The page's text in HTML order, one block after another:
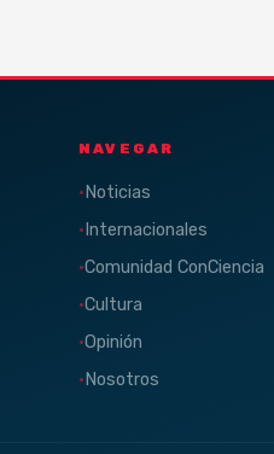
NAVEGAR
Noticias
Internacionales
Comunidad ConCiencia
Cultura
Opinión
Nosotros